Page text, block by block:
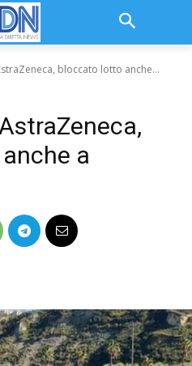
bloccato lotto anche...
a